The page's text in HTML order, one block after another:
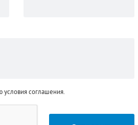
условия соглашения.